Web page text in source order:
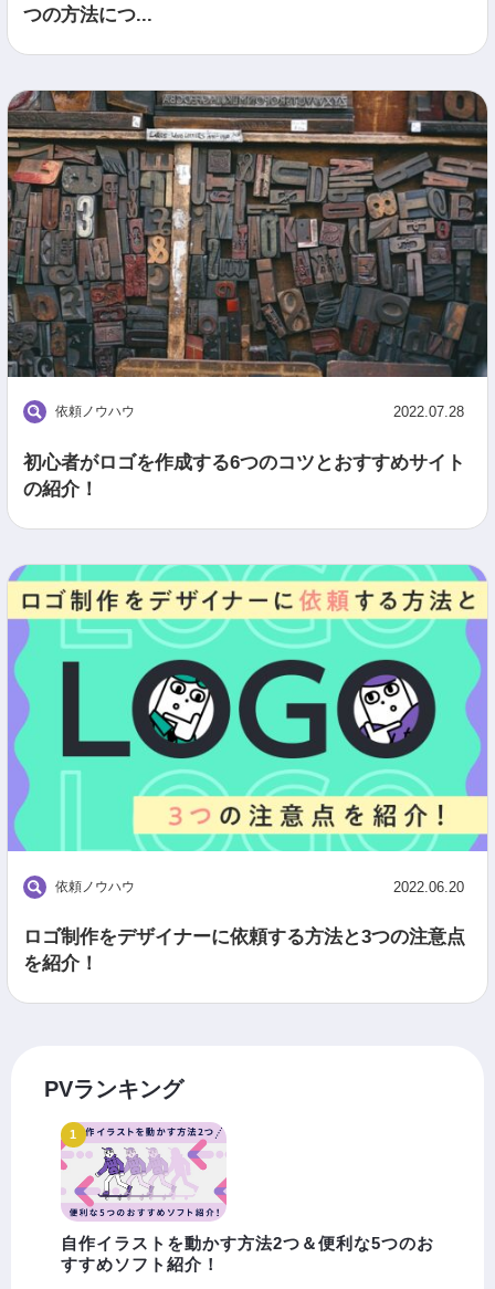
つの方法につ...
依頼ノウハウ 2022.07.28
初心者がロゴを作成する6つのコツとおすすめサイト
の紹介！
依頼ノウハウ 2022.06.20
ロゴ制作をデザイナーに依頼する方法と3つの注意点
を紹介！
PVランキング
自作イラストを動かす方法2つ＆便利な5つのお
すすめソフト紹介！